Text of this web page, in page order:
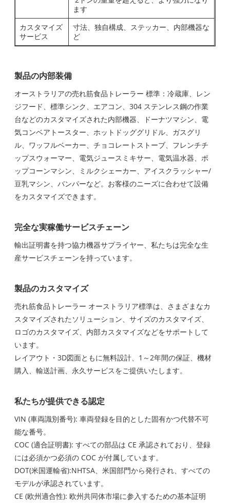
ます
カスタマイズ
サービス
寸法、独自構成、ステッカー、内部機器な
ど
製品の内部装備
オーストラリアの売れ筋食品トレーラー 標準：冷蔵庫、レン
ジフード、標準シンク、エアコン、304 ステンレス鋼の作業
台などのカスタマイズされた内部機器、ドーナツマシン、電
気コンベアトースター、ホットドッググリドル、ガスグリ
ル、ワッフルベーカー、チョコレートストーブ、フレンチチ
ップスウォーマー、電気ジュースミキサー、電気温水器、ポ
ップコーンマシン、ミルクシェーカー、アイスクラッシャー/
豆乳マシン、バンパーなど。お客様のニーズに合わせて設備
をカスタマイズできます。
完全な実稼働サービスチェーン
輸出証明書を持つ協力機器サプライヤー、私たちは完全な生
産サービスチェーンを持っています。
製品のカスタマイズ
売れ筋食品トレーラー オーストラリア標準は、さまざまなカ
スタマイズされたソリューション、サイズのカスタマイズ、
ロゴのカスタマイズ、内部カスタマイズなどをサポートして
います。
レイアウト・3D図面ともに無料設計、1～2年間の保証、機材
購入、輸送計画、永久サービスをご提供いたします。
私たちが提供できる認定
VIN (車両識別番号): 車両登録を目的とした固有かつ代替不可
能な番号。
COC (適合証明書): すべての部品は CE 承認されており、登録
には必須かつ必須の COC が付属しています。
DOT(米国運輸省):NHTSA、米国部門から発行され、すべての
モデルが承認されています。
CE (欧州適合性): 欧州共同体市場に参入するための基本証明